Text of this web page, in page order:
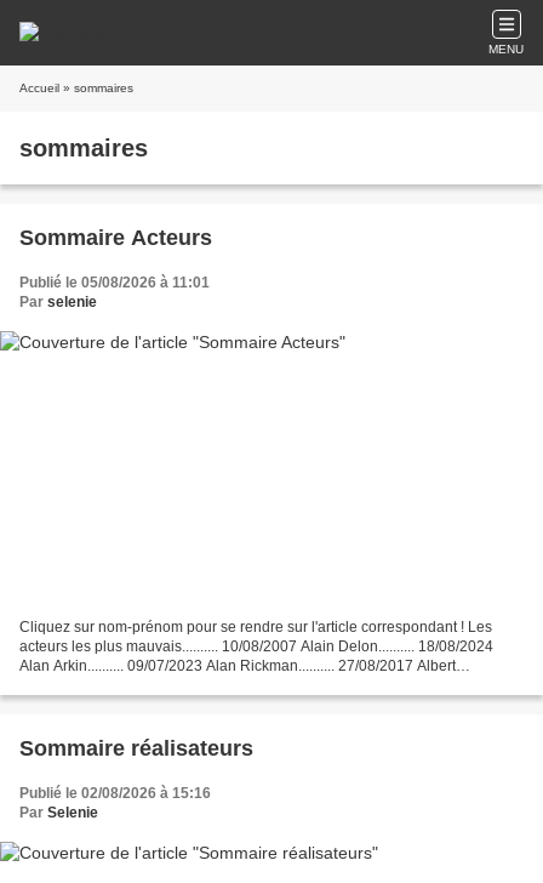
MENU
Accueil » sommaires
sommaires
Sommaire Acteurs
Publié le 05/08/2026 à 11:01
Par selenie
Cliquez sur nom-prénom pour se rendre sur l'article correspondant ! Les
acteurs les plus mauvais.......... 10/08/2007 Alain Delon.......... 18/08/2024
Alan Arkin.......... 09/07/2023 Alan Rickman.......... 27/08/2017 Albert
Sommaire réalisateurs
Publié le 02/08/2026 à 15:16
Par Selenie